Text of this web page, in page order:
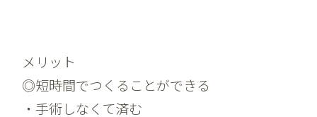
メリット
◎短時間でつくることができる
・手術しなくて済む